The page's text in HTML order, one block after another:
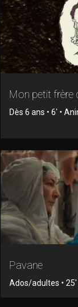
Mon petit frère
Dès 6 ans • 6' •
Pavane
Ados/adultes • 25'